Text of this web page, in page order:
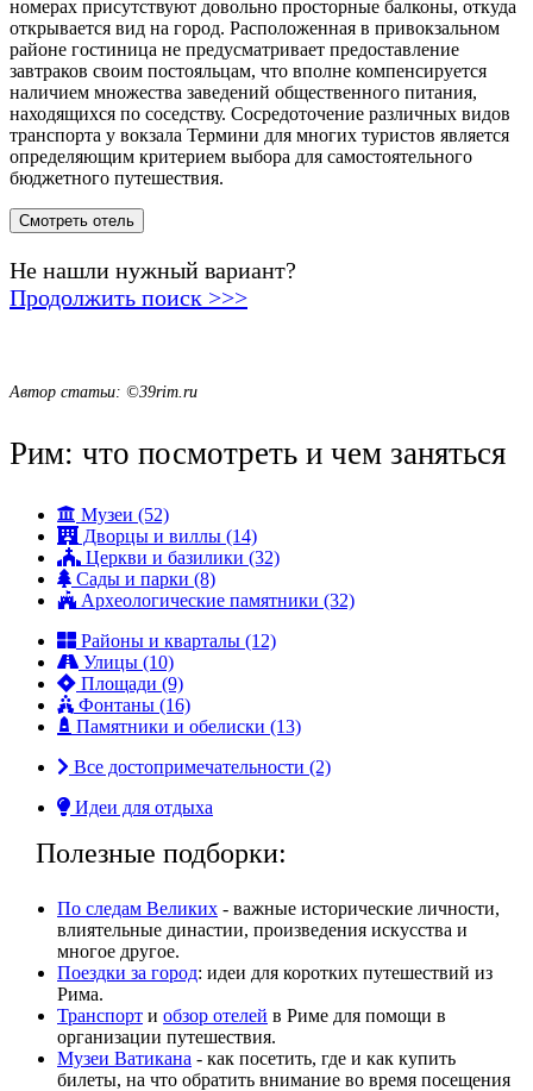
номерах присутствуют довольно просторные балконы, откуда
открывается вид на город. Расположенная в привокзальном
районе гостиница не предусматривает предоставление
завтраков своим постояльцам, что вполне компенсируется
наличием множества заведений общественного питания,
находящихся по соседству. Сосредоточение различных видов
транспорта у вокзала Термини для многих туристов является
определяющим критерием выбора для самостоятельного
бюджетного путешествия.
Смотреть отель
Не нашли нужный вариант?
Продолжить поиск >>>
Автор статьи: ©39rim.ru
Рим: что посмотреть и чем заняться
Музеи (52)
Дворцы и виллы (14)
Церкви и базилики (32)
Сады и парки (8)
Археологические памятники (32)
Районы и кварталы (12)
Улицы (10)
Площади (9)
Фонтаны (16)
Памятники и обелиски (13)
Все достопримечательности (2)
Идеи для отдыха
Полезные подборки:
По следам Великих - важные исторические личности,
влиятельные династии, произвeдения искусства и
многое другое.
Поездки за город: идеи для коротких путешествий из
Рима.
Транспорт и обзор отелей в Риме для помощи в
организации путешествия.
Музеи Ватикана - как посетить, где и как купить
билеты, на что обратить внимание во время посещения